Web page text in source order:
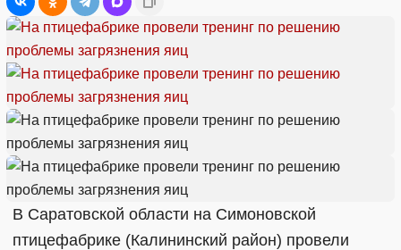
В Саратовской области на Симоновской
птицефабрике (Калининский район) провели